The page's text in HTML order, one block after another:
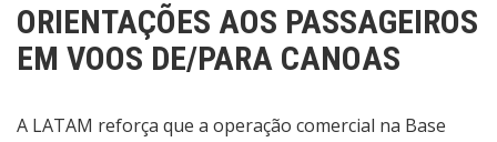
ORIENTAÇÕES AOS PASSAGEIROS
EM VOOS DE/PARA CANOAS
A LATAM reforça que a operação comercial na Base